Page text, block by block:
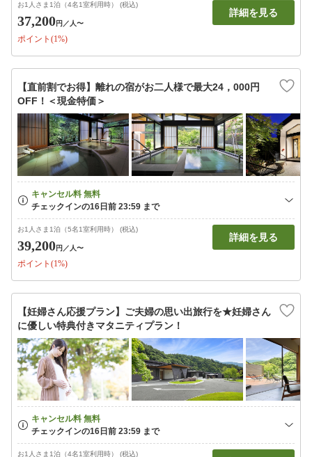
お1人さま1泊（4名1室利用時） (税込)
37,200円 ／人〜
ポイント(1%)
詳細を見る
【直前割でお得】離れの宿がお二人様で最大24，000円
OFF！＜現金特価＞
お1人さま1泊（5名1室利用時） (税込)
39,200円 ／人〜
ポイント(1%)
詳細を見る
【妊婦さん応援プラン】ご夫婦の思い出旅行を★妊婦さん
に優しい特典付きマタニティプラン！
お1人さま1泊（4名1室利用時） (税込)